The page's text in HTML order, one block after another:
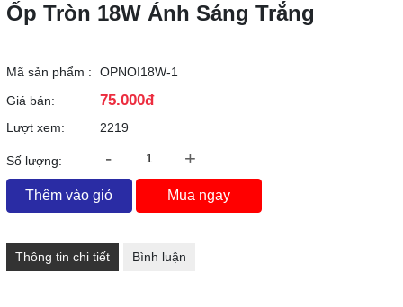
Ốp Tròn 18W Ánh Sáng Trắng
Mã sản phẩm :
OPNOI18W-1
Giá bán:
75.000đ
Lượt xem: 2219
Số lượng: - +
Thêm vào giỏ Mua ngay
Thông tin chi tiết Bình luận